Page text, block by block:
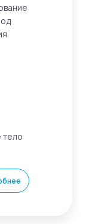
тело